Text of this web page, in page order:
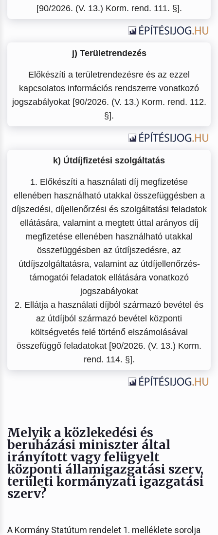
[90/2026. (V. 13.) Korm. rend. 111. §].
j) Területrendezés
Előkészíti a területrendezésre és az ezzel
kapcsolatos információs rendszerre vonatkozó
jogszabályokat [90/2026. (V. 13.) Korm. rend. 112.
§].
k) Útdíjfizetési szolgáltatás
1. Előkészíti a használati díj megfizetése
ellenében használható utakkal összefüggésben a
díjszedési, díjellenőrzési és szolgáltatási feladatok
ellátására, valamint a megtett úttal arányos díj
megfizetése ellenében használható utakkal
összefüggésben az útdíjszedésre, az
útdíjszolgáltatásra, valamint az útdíjellenőrzés-
támogatói feladatok ellátására vonatkozó
jogszabályokat
2. Ellátja a használati díjból származó bevétel és
az útdíjból származó bevétel központi
költségvetés felé történő elszámolásával
összefüggő feladatokat [90/2026. (V. 13.) Korm.
rend. 114. §].
Melyik a közlekedési és
beruházási miniszter által
irányított vagy felügyelt
központi államigazgatási szerv,
területi kormányzati igazgatási
szerv?
A Kormány Statútum rendelet 1. melléklete sorolja